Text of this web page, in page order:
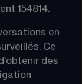
154814.
en
Ce
des